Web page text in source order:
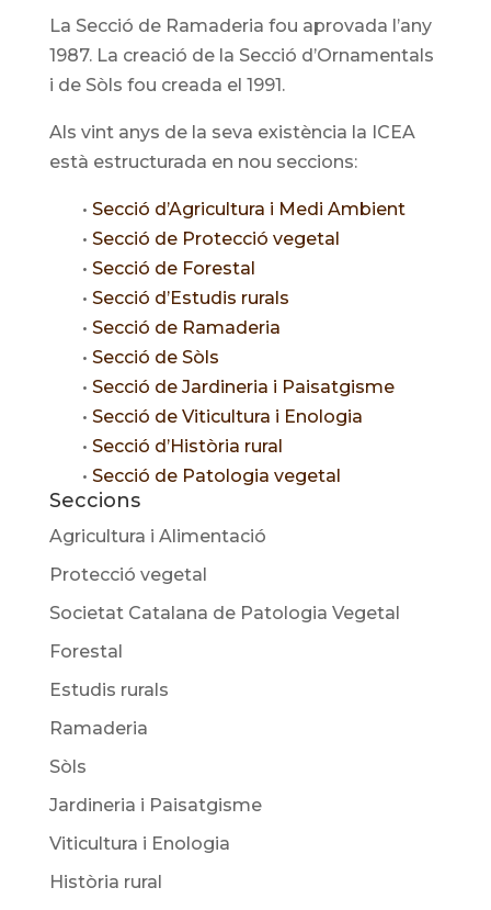
La Secció de Ramaderia fou aprovada l’any
1987. La creació de la Secció d’Ornamentals
i de Sòls fou creada el 1991.
Als vint anys de la seva existència la ICEA
està estructurada en nou seccions:
• Secció d’Agricultura i Medi Ambient
• Secció de Protecció vegetal
• Secció de Forestal
• Secció d’Estudis rurals
• Secció de Ramaderia
• Secció de Sòls
• Secció de Jardineria i Paisatgisme
• Secció de Viticultura i Enologia
• Secció d’Història rural
• Secció de Patologia vegetal
Seccions
Agricultura i Alimentació
Protecció vegetal
Societat Catalana de Patologia Vegetal
Forestal
Estudis rurals
Ramaderia
Sòls
Jardineria i Paisatgisme
Viticultura i Enologia
Història rural